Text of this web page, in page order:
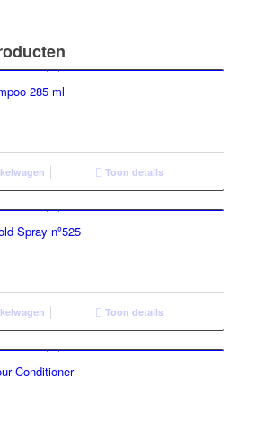
285 ml
Toon details
Spray nº525
Toon details
Conditioner